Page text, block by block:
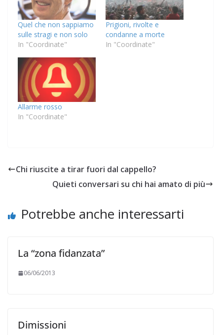
Quel che non sappiamo
sulle stragi e non solo
In "Coordinate"
Prigioni, rivolte e
condanne a morte
In "Coordinate"
Allarme rosso
In "Coordinate"
Chi riuscite a tirar fuori dal cappello?
Quieti conversari su chi hai amato di più
Potrebbe anche interessarti
La “zona fidanzata”
06/06/2013
Dimissioni